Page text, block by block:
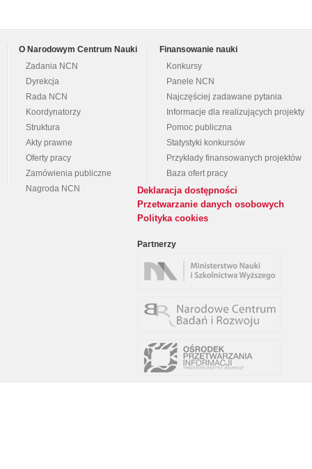
O Narodowym Centrum Nauki
Zadania NCN
Dyrekcja
Rada NCN
Koordynatorzy
Struktura
Akty prawne
Oferty pracy
Zamówienia publiczne
Nagroda NCN
Finansowanie nauki
Konkursy
Panele NCN
Najczęściej zadawane pytania
Informacje dla realizujących projekty
Pomoc publiczna
Statystyki konkursów
Przykłady finansowanych projektów
Baza ofert pracy
Deklaracja dostępności
Przetwarzanie danych osobowych
Polityka cookies
Partnerzy